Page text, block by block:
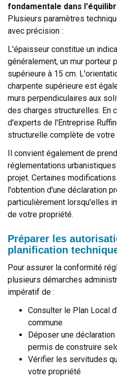
fondamentale dans
Plusieurs paramètres
avec précision :
L'épaisseur constitue un
généralement, un mur porteur
supérieure à 15 cm.
charpente supérieure est
murs perpendiculaires aux
des charges structurelles. En
d'experts de l'Entreprise
structurelle complète de votre
Il convient également de
réglementations
projet. Certaines
l'obtention d'une déclaration
particulièrement lorsqu'elles
de votre propriété.
Préparer les
planification
Pour assurer la conformité
plusieurs démarches
impératif de :
Consulter le Plan Local
commune
Déposer une
permis de construire
Vérifier les servitudes
votre propriété